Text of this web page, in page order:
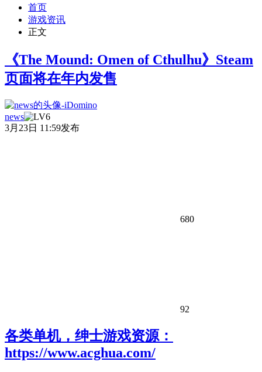
首页
游戏资讯
正文
《The Mound: Omen of Cthulhu》Steam
页面将在年内发售
news
3月23日 11:59发布
680
92
各类单机，绅士游戏资源：
https://www.acghua.com/